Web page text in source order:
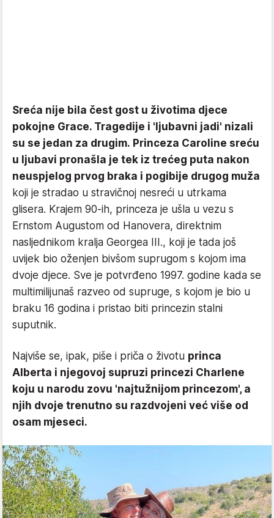
Sreća nije bila čest gost u životima djece
pokojne Grace. Tragedije i 'ljubavni jadi' nizali
su se jedan za drugim. Princeza Caroline sreću
u ljubavi pronašla je tek iz trećeg puta nakon
neuspjelog prvog braka i pogibije drugog muža
koji je stradao u stravičnoj nesreći u utrkama
glisera. Krajem 90-ih, princeza je ušla u vezu s
Ernstom Augustom od Hanovera, direktnim
nasljednikom kralja Georgea III., koji je tada još
uvijek bio oženjen bivšom suprugom s kojom ima
dvoje djece. Sve je potvrđeno 1997. godine kada se
multimilijunaš razveo od supruge, s kojom je bio u
braku 16 godina i pristao biti princezin stalni
suputnik.
Najviše se, ipak, piše i priča o životu princa
Alberta i njegovoj supruzi princezi Charlene
koju u narodu zovu 'najtužnijom princezom', a
njih dvoje trenutno su razdvojeni već više od
osam mjeseci.